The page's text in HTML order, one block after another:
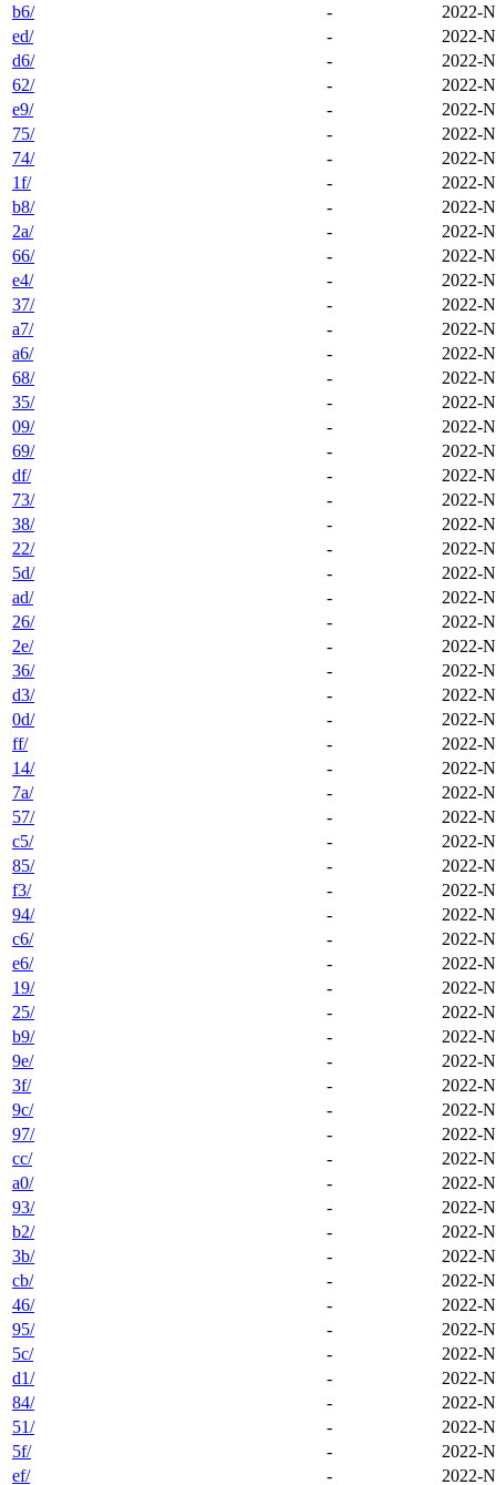
b6/
-
2022-
ed/
-
2022-
d6/
-
2022-
62/
-
2022-
e9/
-
2022-
75/
-
2022-
74/
-
2022-
1f/
-
2022-
b8/
-
2022-
2a/
-
2022-
66/
-
2022-
e4/
-
2022-
37/
-
2022-
a7/
-
2022-
a6/
-
2022-
68/
-
2022-
35/
-
2022-
09/
-
2022-
69/
-
2022-
df/
-
2022-
73/
-
2022-
38/
-
2022-
22/
-
2022-
5d/
-
2022-
ad/
-
2022-
26/
-
2022-
2e/
-
2022-
36/
-
2022-
d3/
-
2022-
0d/
-
2022-
ff/
-
2022-
14/
-
2022-
7a/
-
2022-
57/
-
2022-
c5/
-
2022-
85/
-
2022-
f3/
-
2022-
94/
-
2022-
c6/
-
2022-
e6/
-
2022-
19/
-
2022-
25/
-
2022-
b9/
-
2022-
9e/
-
2022-
3f/
-
2022-
9c/
-
2022-
97/
-
2022-
cc/
-
2022-
a0/
-
2022-
93/
-
2022-
b2/
-
2022-
3b/
-
2022-
cb/
-
2022-
46/
-
2022-
95/
-
2022-
5c/
-
2022-
d1/
-
2022-
84/
-
2022-
51/
-
2022-
5f/
-
2022-
ef/
- 2022-